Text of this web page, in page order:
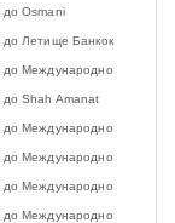
Osmani
Летище Банкок
Международно
Shah Amanat
Международно
Международно
Международно
Международно